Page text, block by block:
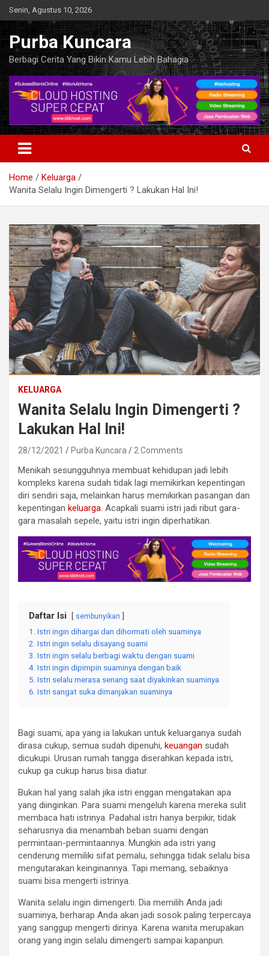
Skip
to
content
Senin, Agustus 10, 2026
Purba Kuncara
Berbagi Cerita Yang Bikin Kamu Lebih Bahagia
Home
Keluarga
Wanita Selalu Ingin Dimengerti ? Lakukan Hal Ini!
KELUARGA
Wanita Selalu Ingin Dimengerti ?
Lakukan Hal Ini!
28/12/2021 Purba Kuncara 2 Comments
Menikah sesungguhnya membuat kehidupan jadi lebih
kompleks karena sudah tidak lagi memikirkan kepentingan
diri sendiri saja, melainkan harus memikirkan pasangan dan
kepentingan keluarga. Acapkali suami istri jadi ribut gara-
gara masalah sepele, yaitu istri ingin diperhatikan.
Daftar Isi sembunyikan
1. Istri ingin dihargai dan dihormati oleh suaminya
2. Istri ingin selalu disayang suami
3. Istri ingin selalu berbagi waktu dengan suami
4. Istri ingin dipimpin suaminya dengan baik
5. Istri selalu merasa senang saat diyakinkan suaminya
6. Istri sangat suka dimanjakan suaminya
Bagi suami, apa yang ia lakukan untuk keluarganya sudah
dirasa cukup, semua sudah dipenuhi, keuangan sudah
dicukupi. Urusan rumah tangga diserahkan kepada istri,
cukup ga cukup harus bisa diatur.
Bukan hal yang salah jika istri enggan mengatakan apa
yang diinginkan. Para suami mengeluh karena mereka sulit
membaca hati istrinya. Padahal istri hanya berpikir, tidak
seharusnya dia menambah beban suami dengan
permintaan-permintaannya. Mungkin ada istri yang
cenderung memiliki sifat pemalu, sehingga tidak selalu bisa
mengutarakan keinginannya. Tapi memang, sebaiknya
suami bisa mengerti istrinya.
Wanita selalu ingin dimengerti. Dia memilih Anda jadi
suaminya, berharap Anda akan jadi sosok paling terpercaya
yang sanggup mengerti dirinya. Karena wanita merupakan
orang yang ingin selalu dimengerti sampai kapanpun.